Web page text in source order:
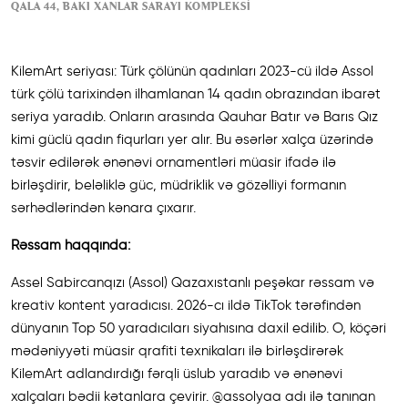
QALA 44, BAKI XANLAR SARAYI KOMPLEKSI
KilemArt seriyası: Türk çölünün qadınları 2023-cü ildə Assol
türk çölü tarixindən ilhamlanan 14 qadın obrazından ibarət
seriya yaradıb. Onların arasında Qauhar Batır və Barıs Qız
kimi güclü qadın fiqurları yer alır. Bu əsərlər xalça üzərində
təsvir edilərək ənənəvi ornamentləri müasir ifadə ilə
birləşdirir, beləliklə güc, müdriklik və gözəlliyi formanın
sərhədlərindən kənara çıxarır.
Rəssam haqqında:
Assel Sabircanqızı (Assol) Qazaxıstanlı peşəkar rəssam və
kreativ kontent yaradıcısı. 2026-cı ildə TikTok tərəfindən
dünyanın Top 50 yaradıcıları siyahısına daxil edilib. O, köçəri
mədəniyyəti müasir qrafiti texnikaları ilə birləşdirərək
KilemArt adlandırdığı fərqli üslub yaradıb və ənənəvi
xalçaları bədii kətanlara çevirir. @assolyaa adı ilə tanınan